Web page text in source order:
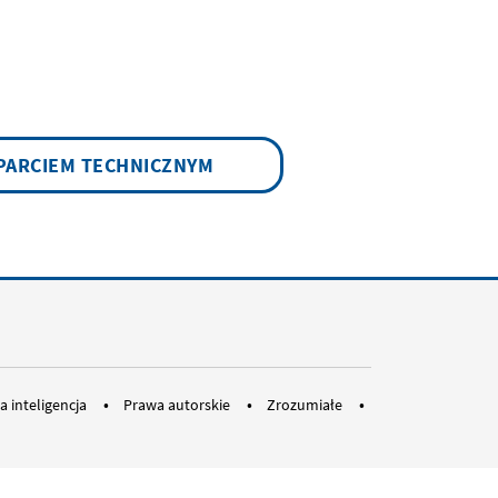
TECHNICZNYM
inteligencja Prawa autorskie
‎‎Zrozumiałe